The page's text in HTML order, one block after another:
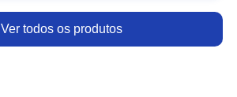
Ver todos os produtos